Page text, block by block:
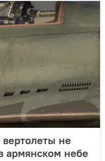
не
армянском небе